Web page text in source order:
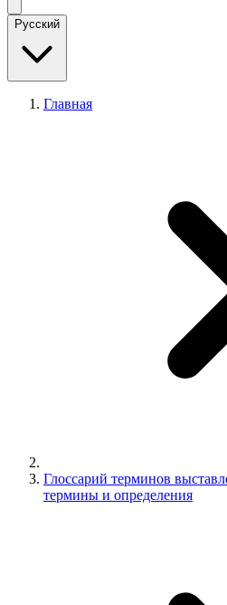
Русский
Главная
Глоссарий терминов
термины и определения